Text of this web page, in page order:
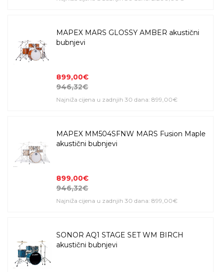
MAPEX MARS GLOSSY AMBER akustični
bubnjevi
899,00€
946,32€
Najniža cijena u zadnjih 30 dana: 899,00€
MAPEX MM504SFNW MARS Fusion Maple
akustični bubnjevi
899,00€
946,32€
Najniža cijena u zadnjih 30 dana: 899,00€
SONOR AQ1 STAGE SET WM BIRCH
akustični bubnjevi